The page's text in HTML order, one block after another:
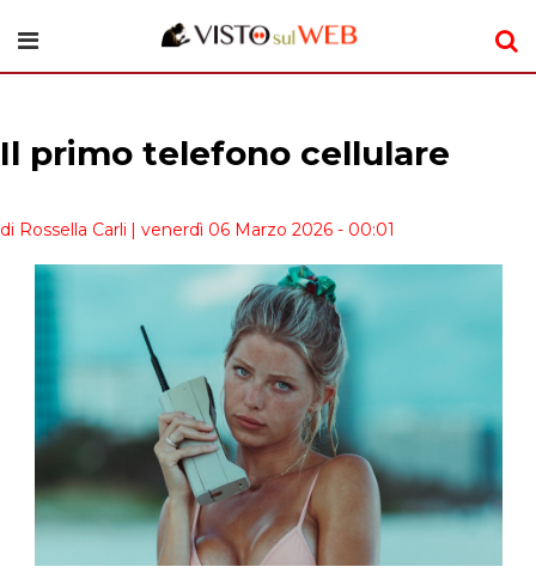
Il primo telefono cellulare
di Rossella Carli | venerdì 06 Marzo 2026 - 00:01